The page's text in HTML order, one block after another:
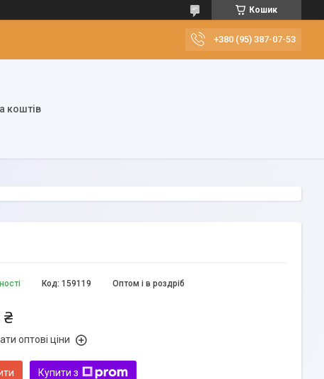
Кошик
+380 (95) 387-07-53
коштів
Оптом і в роздріб
Код: 159119
₴
оптові ціни
Купити з